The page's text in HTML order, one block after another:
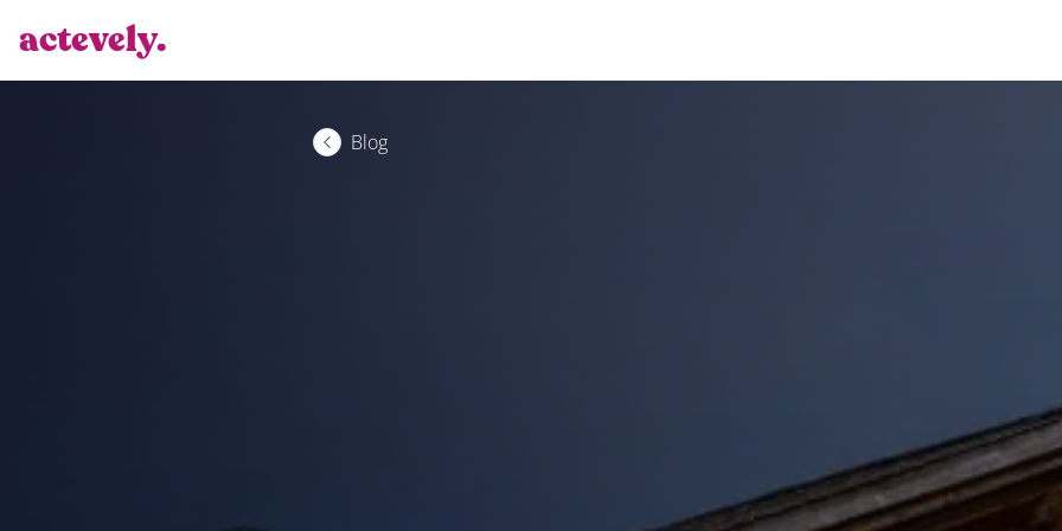
actevely.
Blog